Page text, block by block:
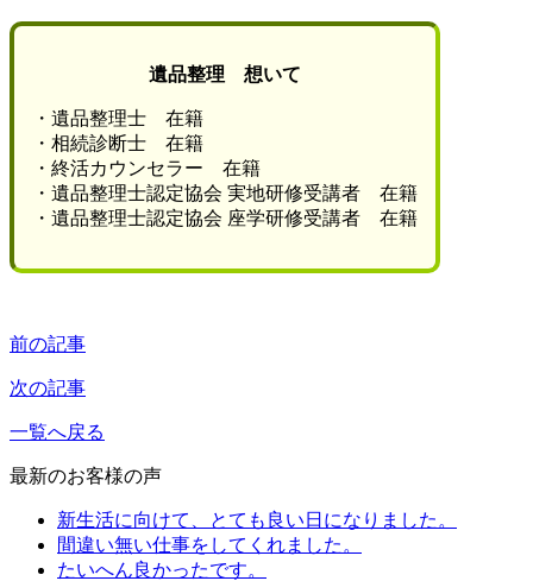
遺品整理 想いて
・遺品整理士 在籍
・相続診断士 在籍
・終活カウンセラー 在籍
・遺品整理士認定協会 実地研修受講者 在籍
・遺品整理士認定協会 座学研修受講者 在籍
前の記事
次の記事
一覧へ戻る
最新のお客様の声
新生活に向けて、とても良い日になりました。
間違い無い仕事をしてくれました。
たいへん良かったです。